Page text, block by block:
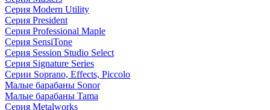
Серия Modern Utility
Серия President
Серия Professional Maple
Серия SensiTone
Серия Session Studio Select
Серия Signature Series
Серии Soprano, Effects, Piccolo
Малые барабаны Sonor
Малые барабаны Tama
Серия Metalworks